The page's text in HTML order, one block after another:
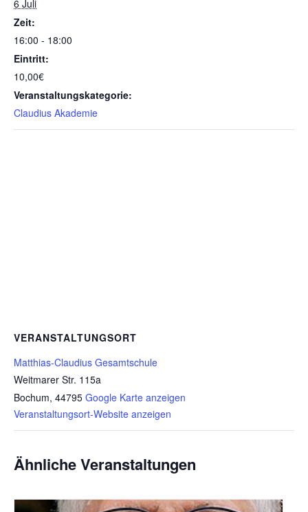
6 Juli
Zeit:
16:00 - 18:00
Eintritt:
10,00€
Veranstaltungskategorie:
Claudius Akademie
VERANSTALTUNGSORT
Matthias-Claudius Gesamtschule
Weitmarer Str. 115a
Bochum, 44795 Google Karte anzeigen
Veranstaltungsort-Website anzeigen
Ähnliche Veranstaltungen